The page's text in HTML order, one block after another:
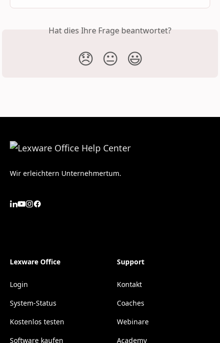
Hat dies Ihre Frage beantwortet?
😞 😐 😃
Wir erleichtern Unternehmertum.
Lexware Office
Login
System-Status
Kostenlos testen
Software kaufen
Support
Kontakt
Coaches
Webinare
Academy